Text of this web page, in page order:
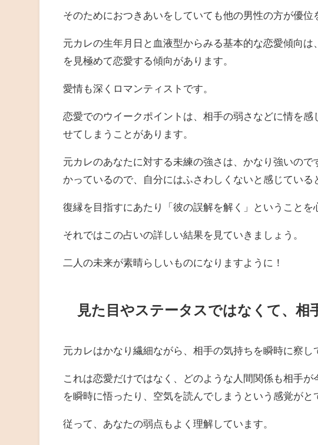
そのためにおつきあいをしていても他の男性の方が優位
元カレの生年月日と血液型からみる基本的な恋愛傾向
を見極めて恋愛する傾向があります。
愛情も深くロマンティストです。
恋愛でのウイークポイントは、相手の弱さなどに情を
せてしまうことがあります。
元カレのあなたに対する未練の強さは、かなり強いの
かっているので、自分にはふさわしくないと感じている
復縁を目指すにあたり「彼の誤解を解く」ということを
それではこの占いの詳しい結果を見ていきましょう。
二人の未来が素晴らしいものになりますように！
見た目やステータスではなくて、相
元カレはかなり繊細ながら、相手の気持ちを瞬時に察し
これは恋愛だけではなく、どのような人間関係も相手
を瞬時に悟ったり、空気を読んでしまうという感覚がと
従って、あなたの弱点もよく理解しています。